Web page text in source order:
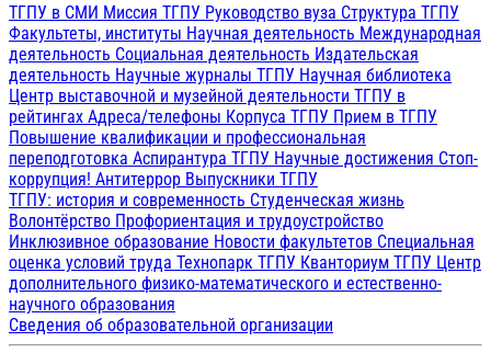
ТГПУ в СМИ Миссия ТГПУ Руководство вуза Структура ТГПУ
Факультеты, институты Научная деятельность Международная
деятельность Социальная деятельность Издательская
деятельность Научные журналы ТГПУ Научная библиотека
Центр выставочной и музейной деятельности ТГПУ в
рейтингах Адреса/телефоны Корпуса ТГПУ Прием в ТГПУ
Повышение квалификации и профессиональная
переподготовка Аспирантура ТГПУ Научные достижения Стоп-
коррупция! Антитеррор Выпускники ТГПУ
ТГПУ: история и современность Студенческая жизнь
Волонтёрство Профориентация и трудоустройство
Инклюзивное образование Новости факультетов Специальная
оценка условий труда Технопарк ТГПУ Кванториум ТГПУ Центр
дополнительного физико-математического и естественно-
научного образования
Сведения об образовательной организации